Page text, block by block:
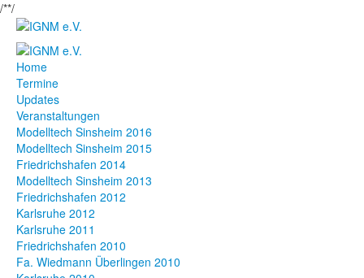
/**/
Home
Termine
Updates
Veranstaltungen
Modelltech Sinsheim 2016
Modelltech Sinsheim 2015
Friedrichshafen 2014
Modelltech Sinsheim 2013
Friedrichshafen 2012
Karlsruhe 2012
Karlsruhe 2011
Friedrichshafen 2010
Fa. Wiedmann Überlingen 2010